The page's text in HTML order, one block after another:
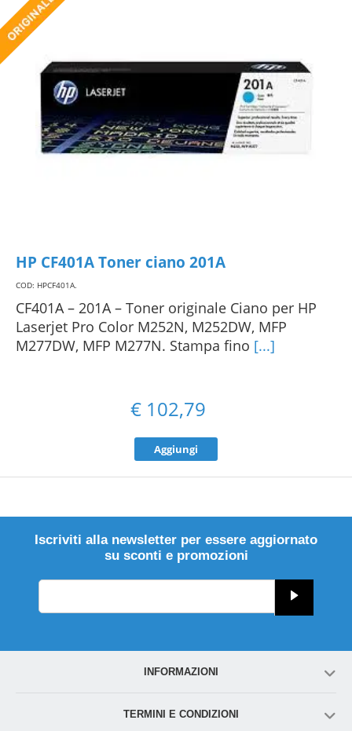
HP CF401A Toner ciano 201A
COD: HPCF401A.
CF401A – 201A – Toner originale Ciano per HP
Laserjet Pro Color M252N, M252DW, MFP
M277DW, MFP M277N. Stampa fino [...]
€ 102,79
Aggiungi
Iscriviti alla newsletter per essere aggiornato
su sconti e promozioni
INFORMAZIONI
TERMINI E CONDIZIONI